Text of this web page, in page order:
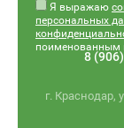
Я выражаю
персональных
поименованным
8
г. Краснодар,